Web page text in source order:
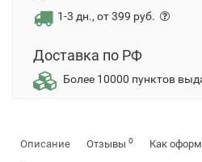
1-3 дн., от 399 руб.
Доставка по РФ
Более 10000 пунктов
Описание Отзывы 0 Как